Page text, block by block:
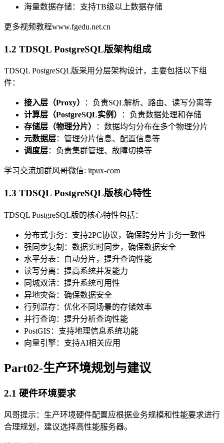
海量数据存储：支持TB级以上数据存储
更多视频教程www.fgedu.net.cn
1.2 TDSQL PostgreSQL版架构组成
TDSQL PostgreSQL版采用分层架构设计，主要包括以下组
件：
接入层（Proxy）
：负责SQL解析、路由、读写分离等
计算层（PostgreSQL实例）
：负责数据处理和存储
存储层（物理分片）
：数据均匀分布在多个物理分片
元数据层：管理分片信息、配置信息等
调度层：负责集群管理、故障切换等
学习交流加群风哥微信: itpux-com
1.3 TDSQL PostgreSQL版核心特性
TDSQL PostgreSQL版的核心特性包括：
分布式事务：支持2PC协议，确保跨分片事务一致性
强同步复制：数据实时同步，确保数据安全
水平分表：自动分片，提升查询性能
读写分离：提高系统并发能力
同城双活：提升系统可用性
异地灾备：确保数据安全
行列混存：优化不同场景的存储效率
并行查询：提升分析查询性能
PostGIS：支持地理信息系统功能
向量引擎：支持AI相关应用
Part02-生产环境规划与建议
2.1 硬件环境要求
风哥提示：生产环境硬件配置应根据业务规模和性能要求进行
合理规划，建议选择高性能服务器。